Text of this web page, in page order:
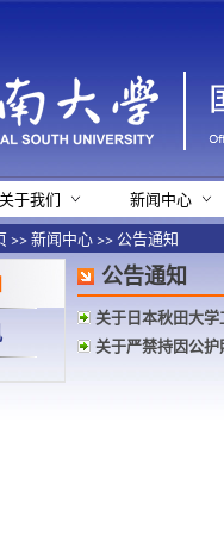
关于我们
新闻中心
>>新闻中心>> 公告通知
公告通知
关于日本秋田大
关于严禁持因公